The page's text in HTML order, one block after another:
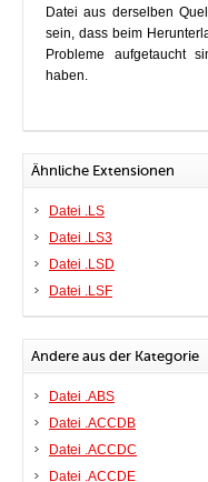
Datei aus derselben
sein, dass beim
Probleme aufgetaucht
haben.
Ähnliche Extensionen
Datei .LS
Datei .LS3
Datei .LSD
Datei .LSF
Andere aus der Kategorie
Datei .ABS
Datei .ACCDB
Datei .ACCDC
Datei .ACCDE